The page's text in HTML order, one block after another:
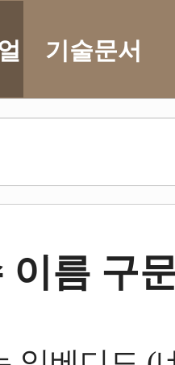
기술문서
이름 구